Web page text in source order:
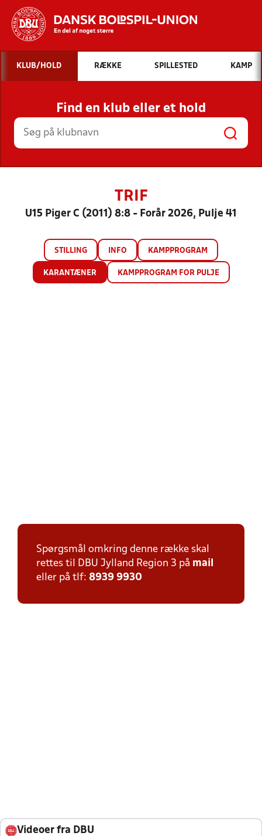
Hvad vil du søge efter?
INDHOLD OG NYHEDER
STILLINGER, RESULTATER, KLUBBER OG
HOLD
KLUB/HOLD RÆKKE SPILLESTED KAMP
Find en klub eller et hold
TRIF
U15 Piger C (2011) 8:8 - Forår 2026, Pulje 41
STILLING INFO KAMPPROGRAM
KARANTÆNER KAMPPROGRAM FOR PULJE
Spørgsmål omkring denne række skal
rettes til DBU Jylland Region 3 på mail
eller på tlf: 8939 9930
Videoer fra DBU